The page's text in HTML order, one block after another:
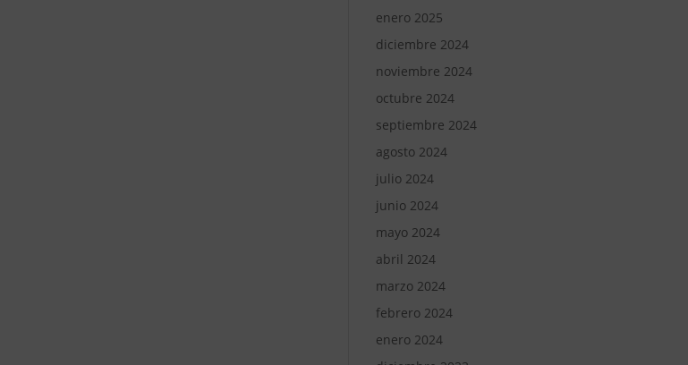
enero 2025
diciembre 2024
noviembre 2024
octubre 2024
septiembre 2024
agosto 2024
julio 2024
junio 2024
mayo 2024
abril 2024
marzo 2024
febrero 2024
enero 2024